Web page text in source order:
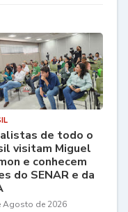
de todo o
visitam Miguel
e conhecem
do SENAR e da
Agosto de 2026